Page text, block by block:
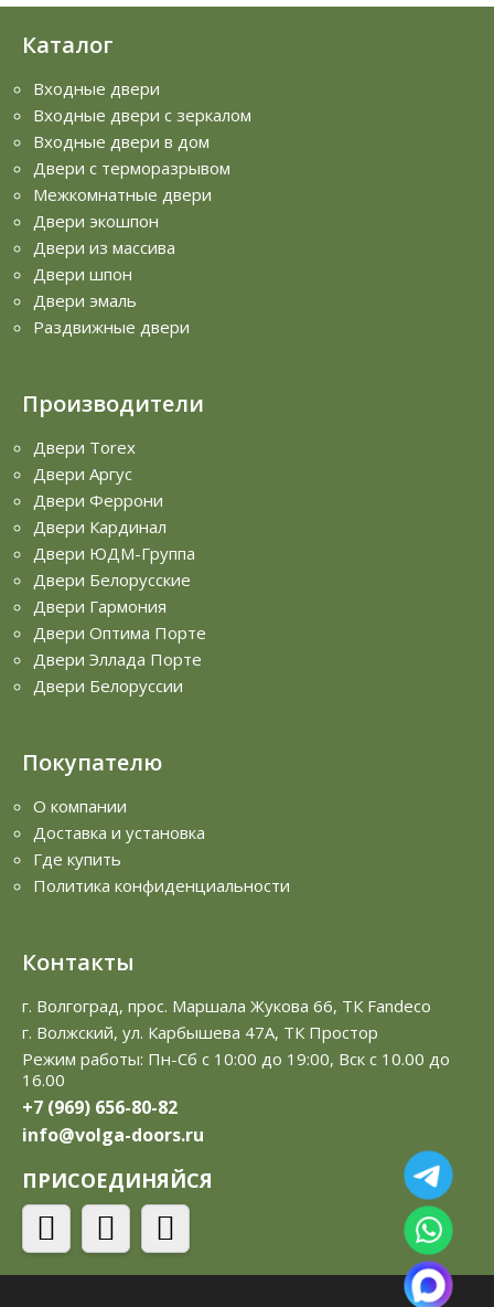
Каталог
Входные двери
Входные двери с зеркалом
Входные двери в дом
Двери с терморазрывом
Межкомнатные двери
Двери экошпон
Двери из массива
Двери шпон
Двери эмаль
Раздвижные двери
Производители
Двери Torex
Двери Аргус
Двери Феррони
Двери Кардинал
Двери ЮДМ-Группа
Двери Белорусские
Двери Гармония
Двери Оптима Порте
Двери Эллада Порте
Двери Белоруссии
Покупателю
О компании
Доставка и установка
Где купить
Политика конфиденциальности
Контакты
г. Волгоград, прос. Маршала Жукова 66, ТК Fandeco
г. Волжский, ул. Карбышева 47А, ТК Простор
Режим работы: Пн-Сб с 10:00 до 19:00, Вск с 10.00 до
16.00
+7 (969) 656-80-82
info@volga-doors.ru
ПРИСОЕДИНЯЙСЯ